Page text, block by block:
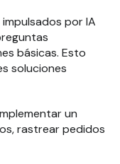
por IA
básicas. Esto
soluciones
un
rastrear pedidos